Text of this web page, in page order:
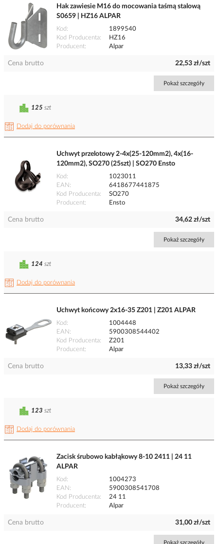
Hak zawiesie M16 do mocowania taśmą stalową
S0659 | HZ16 ALPAR
Kod
1899540
Kod Producenta
HZ16
Producent
Alpar
Cena brutto 22,53 zł/szt
Pokaż szczegóły
Dodaj do porównania
125 szt
Uchwyt przelotowy 2-4x(25-120mm2), 4x(16-
120mm2), SO270 (25szt) | SO270 Ensto
Kod
1023011
EAN
6418677441875
Kod Producenta
SO270
Producent
Ensto
Cena brutto 34,62 zł/szt
Pokaż szczegóły
Dodaj do porównania
124 szt
Uchwyt końcowy 2x16-35 Z201 | Z201 ALPAR
Kod
1004448
EAN
5900308544402
Kod Producenta
Z201
Producent
Alpar
Cena brutto 13,33 zł/szt
Pokaż szczegóły
Dodaj do porównania
123 szt
Zacisk śrubowo kabłąkowy 8-10 2411 | 24 11
ALPAR
Kod
1004273
EAN
5900308541708
Kod Producenta
24 11
Producent
Alpar
Cena brutto 31,00 zł/szt
Pokaż szczegóły